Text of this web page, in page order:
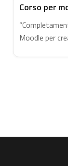
Corso per
Moodle per